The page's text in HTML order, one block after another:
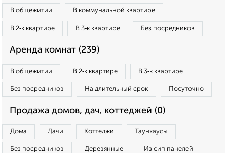
В общежитии В коммунальной квартире
В 2‑к квартире В 3‑к квартире Без посредников
Аренда комнат (239)
В общежитии В 2‑к квартире В 3‑к квартире
Без посредников На длительный срок Посуточно
Продажа домов, дач, коттеджей (0)
Дома Дачи Коттеджи Таунхаусы
Без посредников Деревянные Из сип панелей